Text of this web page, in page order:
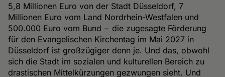
5,8 Millionen Euro von der Stadt Düsseldorf, 7
Millionen Euro vom Land Nordrhein-Westfalen und
500.000 Euro vom Bund − die zugesagte Förderung
für den Evangelischen Kirchentag im Mai 2027 in
Düsseldorf ist großzügiger denn je. Und das, obwohl
sich die Stadt im sozialen und kulturellen Bereich zu
drastischen Mittelkürzungen gezwungen sieht. Und